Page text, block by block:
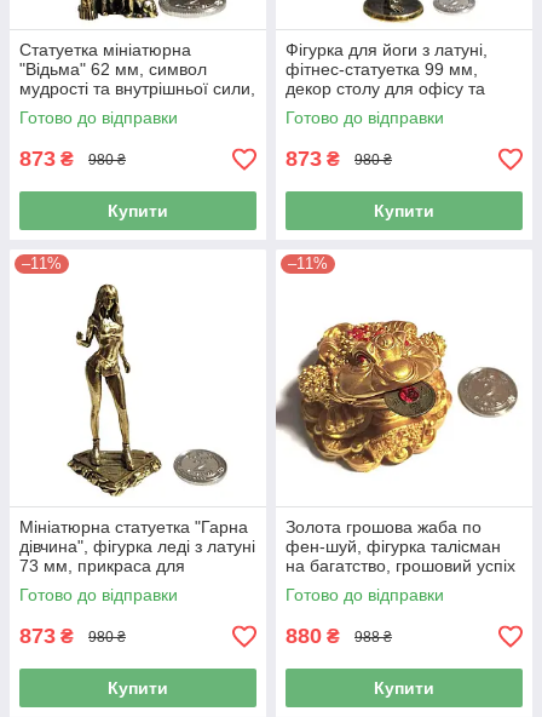
Статуетка мініатюрна
"Відьма" 62 мм, символ
мудрості та внутрішньої сили,
фігурка із високоякісної
латуні
Готово до відправки
873 ₴ 980 ₴
Купити
Фігурка для йоги з латуні,
фітнес-статуетка 99 мм,
декор столу для офісу та
будинку, креативна прикраса
Готово до відправки
873 ₴ 980 ₴
Купити
–11%
Мініатюрна статуетка "Гарна
дівчина", фігурка леді з латуні
73 мм, прикраса для
робочого столу, декор для
дому
Готово до відправки
873 ₴ 980 ₴
Купити
–11%
Золота грошова жаба по
фен-шуй, фігурка талісман
на багатство, грошовий успіх
і процвітання
Готово до відправки
880 ₴ 988 ₴
Купити